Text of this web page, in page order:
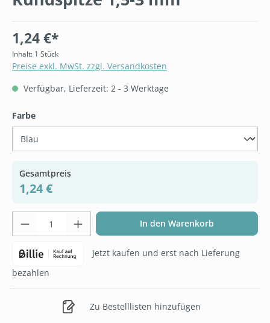
1,24 €*
Inhalt: 1 Stück
Preise exkl. MwSt. zzgl. Versandkosten
Verfügbar, Lieferzeit: 2 - 3 Werktage
Farbeauswählen
Gesamtpreis
1,24 €
Produkt Anzahl: Gib den gewünschten
In den Warenkorb
Jetzt kaufen und erst nach Lieferung
bezahlen
Zu Bestelllisten hinzufügen